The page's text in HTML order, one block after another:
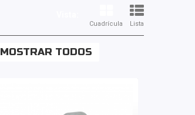
Cuadrícula Lista
MOSTRAR TODOS